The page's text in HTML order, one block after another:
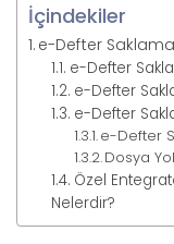
İçindekiler
e-Defter
e-Defter
e-Defter
e-Defter
e-Defter
Dosya
Özel
Nelerdir?